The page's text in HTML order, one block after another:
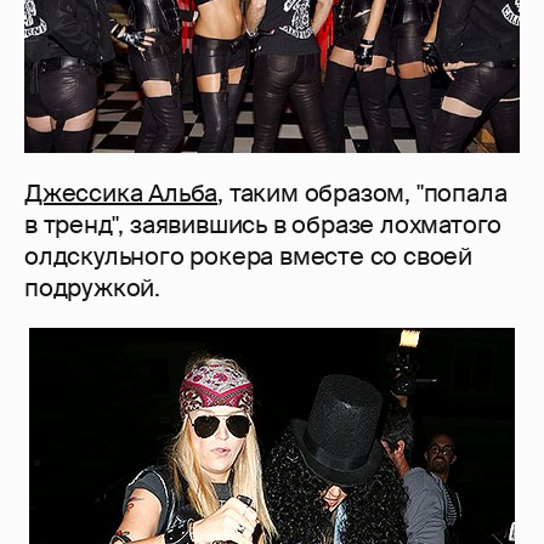
Джессика Альба, таким образом, "попала
в тренд", заявившись в образе лохматого
олдскульного рокера вместе со своей
подружкой.